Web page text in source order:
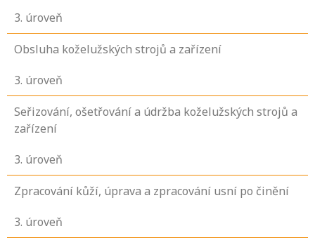
3. úroveň
Obsluha koželužských strojů a zařízení
3. úroveň
Seřizování, ošetřování a údržba koželužských strojů a
zařízení
3. úroveň
Zpracování kůží, úprava a zpracování usní po činění
3. úroveň